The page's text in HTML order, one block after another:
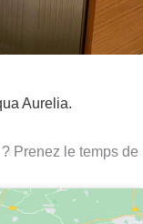
Aurelia.
Prenez le temps de